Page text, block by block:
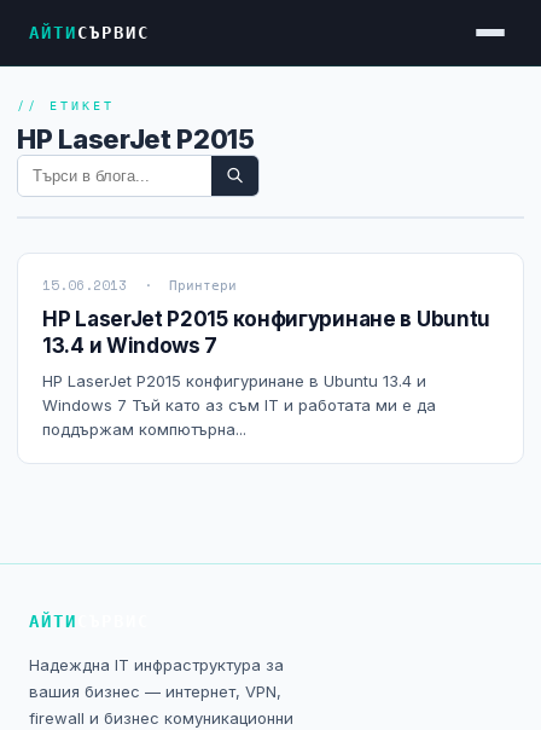
АЙТИСЪРВИС
Услуги
Достъп до Интернет
Видеонаблюдение
Firewall и VPN
Хостинг и VPS сървъри
Колокация на сървъри
NIS2
Технически изисквания
Общи условия
// ЕТИКЕТ
HP LaserJet P2015
15.06.2013 · Принтери
HP LaserJet P2015 конфигуринане в Ubuntu
13.4 и Windows 7
HP LaserJet P2015 конфигуринане в Ubuntu 13.4 и
Windows 7 Тъй като аз съм IT и работата ми е да
поддържам компютърна...
АЙТИ
Надеждна IT инфраструктура за
вашия бизнес — интернет, VPN,
firewall и бизнес комуникационни